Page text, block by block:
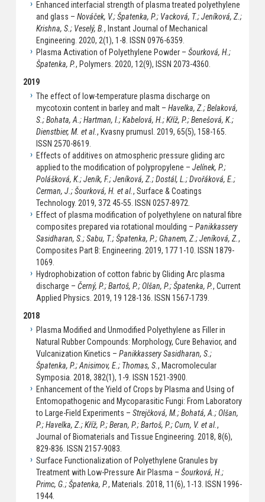
Enhanced interfacial strength of plasma treated polyethylene
and glass – Nováček, V.; Špatenka, P.; Vacková, T.; Jeníková, Z.;
Krishna, S.; Veselý, B., Instant Journal of Mechanical
Engineering. 2020, 2(1), 1-8. ISSN 0976-6359.
Plasma Activation of Polyethylene Powder – Šourková, H.;
Špatenka, P., Polymers. 2020, 12(9), ISSN 2073-4360.
2019
The effect of low-temperature plasma discharge on
mycotoxin content in barley and malt – Havelka, Z.; Belaková,
S.; Bohata, A.; Hartman, I.; Kabelová, H.; Kříž, P.; Benešová, K.;
Dienstbier, M. et al., Kvasny prumusl. 2019, 65(5), 158-165.
ISSN 2570-8619.
Effects of additives on atmospheric pressure gliding arc
applied to the modification of polypropylene – Jelínek, P.;
Polášková, K.; Jeník, F.; Jeníková, Z.; Dostál, L.; Dvořáková, E.;
Cerman, J.; Šourková, H. et al., Surface & Coatings
Technology. 2019, 372 45-55. ISSN 0257-8972.
Effect of plasma modification of polyethylene on natural fibre
composites prepared via rotational moulding – Panikkassery
Sasidharan, S.; Sabu, T.; Špatenka, P.; Ghanem, Z.; Jeníková, Z.,
Composites Part B: Engineering. 2019, 177 1-10. ISSN 1879-
1069.
Hydrophobization of cotton fabric by Gliding Arc plasma
discharge – Černý, P.; Bartoš, P.; Olšan, P.; Špatenka, P., Current
Applied Physics. 2019, 19 128-136. ISSN 1567-1739.
2018
Plasma Modified and Unmodified Polyethylene as Filler in
Natural Rubber Compounds: Morphology, Cure Behavior, and
Vulcanization Kinetics – Panikkassery Sasidharan, S.;
Špatenka, P.; Anisimov, E.; Thomas, S., Macromolecular
Symposia. 2018, 382(1), 1-9. ISSN 1521-3900.
Enhancement of the Yield of Crops by Plasma and Using of
Entomopathogenic and Mycoparasitic Fungi: From Laboratory
to Large-Field Experiments – Strejčková, M.; Bohatá, A.; Olšan,
P.; Havelka, Z.; Kříž, P.; Beran, P.; Bartoš, P.; Curn, V. et al.,
Journal of Biomaterials and Tissue Engineering. 2018, 8(6),
829-836. ISSN 2157-9083.
Surface Functionalization of Polyethylene Granules by
Treatment with Low-Pressure Air Plasma – Šourková, H.;
Primc, G.; Špatenka, P., Materials. 2018, 11(6), 1-13. ISSN 1996-
1944.